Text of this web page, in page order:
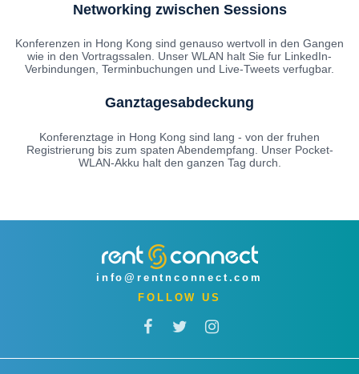
Networking zwischen Sessions
Konferenzen in Hong Kong sind genauso wertvoll in den Gangen
wie in den Vortragssalen. Unser WLAN halt Sie fur LinkedIn-
Verbindungen, Terminbuchungen und Live-Tweets verfugbar.
Ganztagesabdeckung
Konferenztage in Hong Kong sind lang - von der fruhen
Registrierung bis zum spaten Abendempfang. Unser Pocket-
WLAN-Akku halt den ganzen Tag durch.
info@rentnconnect.com
FOLLOW US